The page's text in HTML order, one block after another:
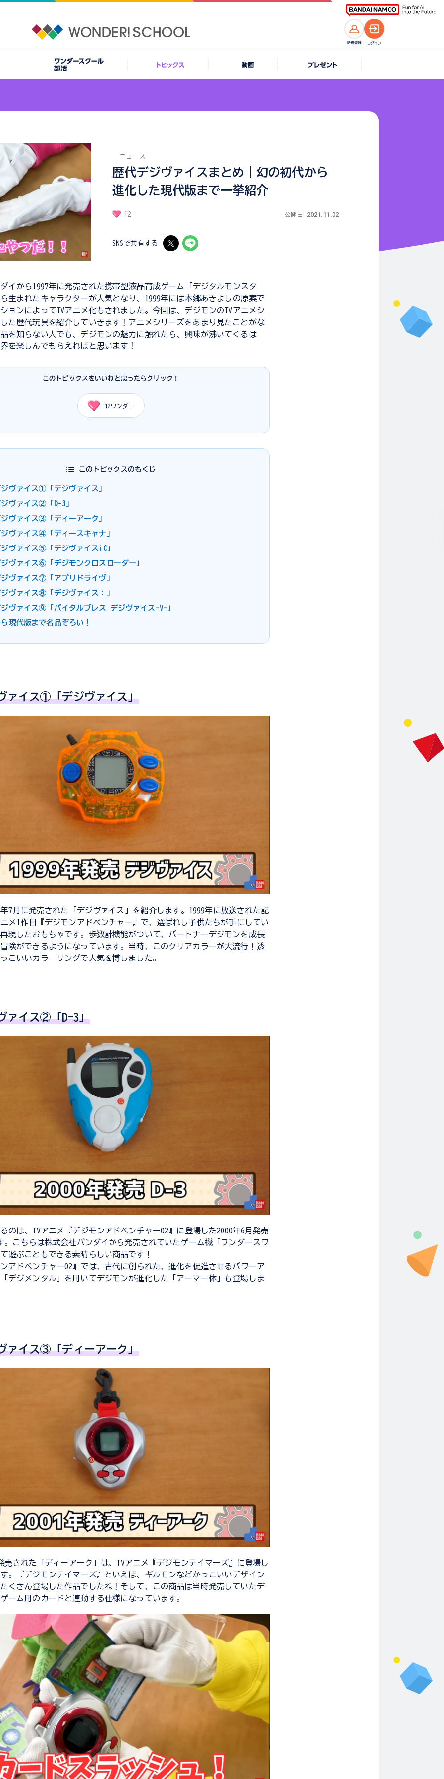
歴代デジヴァイスまとめ｜幻の初代から
進化した現代版まで一挙紹介
ニュース
12 公開日 2021.11.02
SNSで共有する
イから1997年に発売された携帯型液晶育成ゲーム「デジタルモンスタ
生まれたキャラクターが人気となり、1999年には本郷あきよしの原案で
ョンによってTVアニメ化もされました。今回は、デジモンのTVアニメシ
た歴代玩具を紹介していきます！アニメシリーズをあまり見たことがな
を知らない人でも、デジモンの魅力に触れたら、興味が沸いてくるは
を楽しんでもらえればと思います！
このトピックスをいいねと思ったらクリック！
12 ワンダー
このトピックスのもくじ
ヴァイス①「デジヴァイス」
ヴァイス②「D-3」
ヴァイス③「ディーアーク」
ヴァイス④「ディースキャナ」
ヴァイス⑤「デジヴァイスiC」
ヴァイス⑥「デジモンクロスローダー」
ヴァイス⑦「アプリドライヴ」
ヴァイス⑧「デジヴァイス：」
ジヴァイス⑨「バイタルブレス デジヴァイス-V-」
現代版まで名品ぞろい！
ァイス①「デジヴァイス」
7月に発売された「デジヴァイス」を紹介します。1999年に放送された記
メ1作目『デジモンアドベンチャー』で、選ばれし子供たちが手にしてい
現したおもちゃです。歩数計機能がついて、パートナーデジモンを成長
険ができるようになっています。当時、このクリアカラーが大流行！透
こいいカラーリングで人気を博しました。
ァイス②「D-3」
のは、TVアニメ『デジモンアドベンチャー02』に登場した2000年6月発売
。こちらは株式会社バンダイから発売されていたゲーム機「ワンダースワ
遊ぶこともできる素晴らしい商品です！
アドベンチャー02』では、古代に創られた、進化を促進させるパワーア
デジメンタル」を用いてデジモンが進化した「アーマー体」も登場しま
ァイス③「ディーアーク」
売された「ディーアーク」は、TVアニメ『デジモンテイマーズ』に登場し
。『デジモンテイマーズ』といえば、ギルモンなどかっこいいデザイン
くさん登場した作品でしたね！そして、この商品は当時発売していたデ
ーム用のカードと連動する仕様になっています。